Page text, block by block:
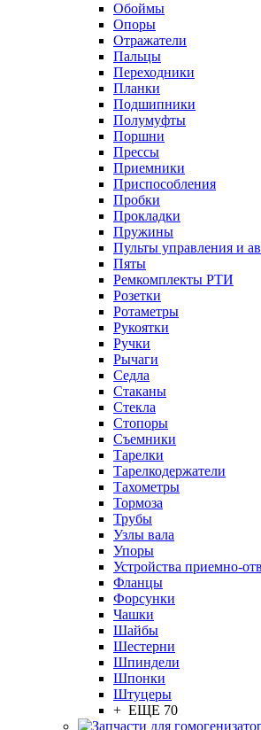
Обоймы
Опоры
Отражатели
Пальцы
Переходники
Планки
Подшипники
Полумуфты
Поршни
Прессы
Приемники
Приспособления
Пробки
Прокладки
Пружины
Пульты управления и
Пяты
Ремкомплекты РТИ
Розетки
Ротаметры
Рукоятки
Ручки
Рычаги
Седла
Стаканы
Стекла
Стопоры
Съемники
Тарелки
Тарелкодержатели
Тахометры
Тормоза
Трубы
Узлы вала
Упоры
Устройства приемно-
Фланцы
Форсунки
Чашки
Шайбы
Шестерни
Шпиндели
Шпонки
Штуцеры
+ ЕЩЕ 70